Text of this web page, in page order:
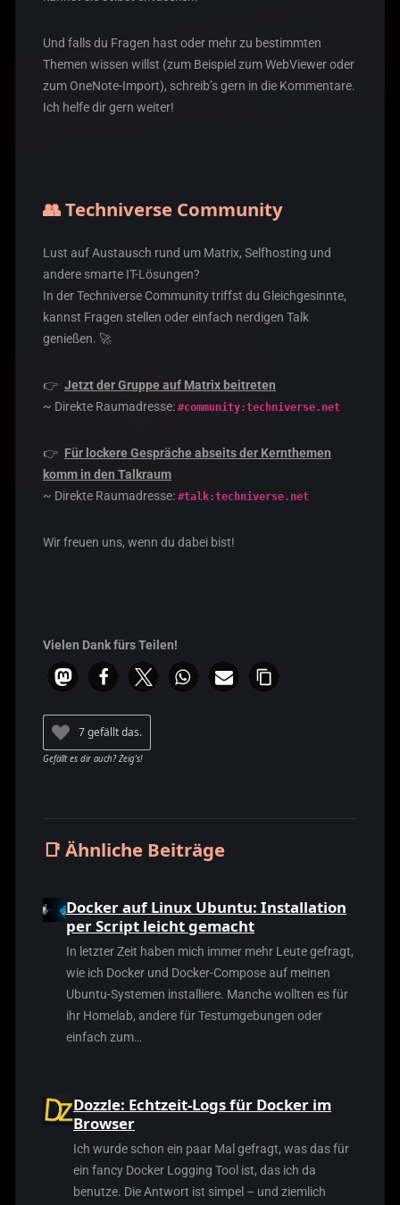
Und falls du Fragen hast oder mehr zu bestimmten
Themen wissen willst (zum Beispiel zum WebViewer oder
zum OneNote-Import), schreib’s gern in die Kommentare.
Ich helfe dir gern weiter!
👥Techniverse Community
Lust auf Austausch rund um Matrix, Selfhosting und
andere smarte IT-Lösungen?
In der Techniverse Community triffst du Gleichgesinnte,
kannst Fragen stellen oder einfach nerdigen Talk
genießen. 🚀
👉 Jetzt der Gruppe auf Matrix beitreten
~ Direkte Raumadresse: #community:techniverse.net
👉 Für lockere Gespräche abseits der Kernthemen
komm in den Talkraum
~ Direkte Raumadresse: #talk:techniverse.net
Wir freuen uns, wenn du dabei bist!
Vielen Dank fürs Teilen!
7 gefällt das.
📑 Ähnliche Beiträge
Docker auf Linux Ubuntu: Installation
per Script leicht gemacht
In letzter Zeit haben mich immer mehr Leute gefragt,
wie ich Docker und Docker-Compose auf meinen
Ubuntu-Systemen installiere. Manche wollten es für
ihr Homelab, andere für Testumgebungen oder
einfach zum…
Dozzle: Echtzeit-Logs für Docker im
Browser
Ich wurde schon ein paar Mal gefragt, was das für
ein fancy Docker Logging Tool ist, das ich da
benutze. Die Antwort ist simpel – und ziemlich